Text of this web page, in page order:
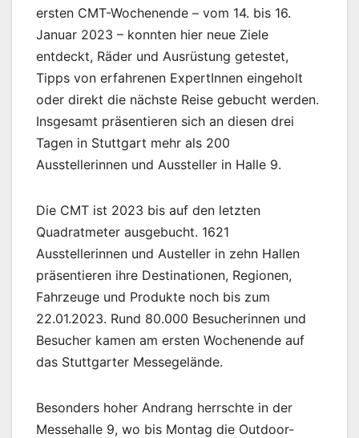
ersten CMT-Wochenende – vom 14. bis 16.
Januar 2023 – konnten hier neue Ziele
entdeckt, Räder und Ausrüstung getestet,
Tipps von erfahrenen ExpertInnen eingeholt
oder direkt die nächste Reise gebucht werden.
Insgesamt präsentieren sich an diesen drei
Tagen in Stuttgart mehr als 200
Ausstellerinnen und Aussteller in Halle 9.
Die CMT ist 2023 bis auf den letzten
Quadratmeter ausgebucht. 1621
Ausstellerinnen und Austeller in zehn Hallen
präsentieren ihre Destinationen, Regionen,
Fahrzeuge und Produkte noch bis zum
22.01.2023. Rund 80.000 Besucherinnen und
Besucher kamen am ersten Wochenende auf
das Stuttgarter Messegelände.
Besonders hoher Andrang herrschte in der
Messehalle 9, wo bis Montag die Outdoor-